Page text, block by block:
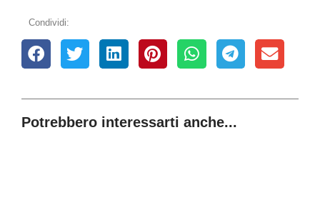
Condividi:
Potrebbero interessarti anche...